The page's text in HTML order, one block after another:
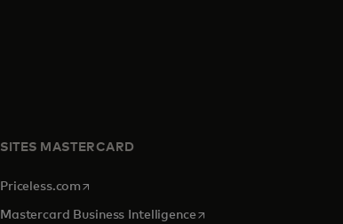
SITES MASTERCARD
Priceless.com s’ouvre dans un nouvel onglet
Mastercard Business Intelligences’ouvre dans un nouvel